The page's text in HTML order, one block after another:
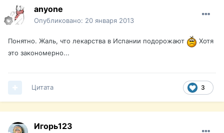
anyone
Опубликовано: 20 января 2013
Понятно. Жаль, что лекарства в Испании подорожают
Хотя
это закономерно...
3
Цитата
Игорь123